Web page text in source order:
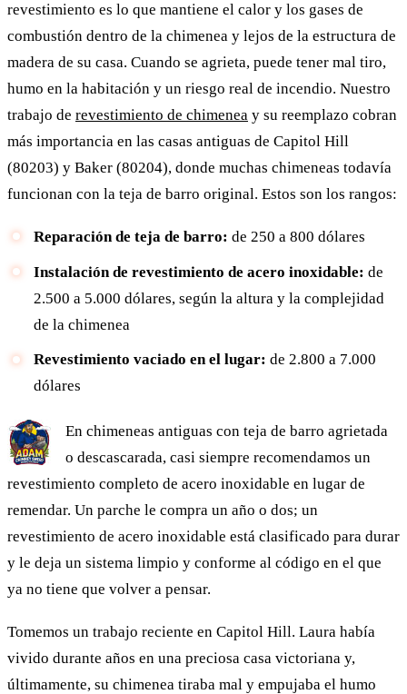
revestimiento es lo que mantiene el calor y los gases de
combustión dentro de la chimenea y lejos de la estructura de
madera de su casa. Cuando se agrieta, puede tener mal tiro,
humo en la habitación y un riesgo real de incendio. Nuestro
trabajo de revestimiento de chimenea y su reemplazo cobran
más importancia en las casas antiguas de Capitol Hill
(80203) y Baker (80204), donde muchas chimeneas todavía
funcionan con la teja de barro original. Estos son los rangos:
Reparación de teja de barro: de 250 a 800 dólares
Instalación de revestimiento de acero inoxidable: de
2.500 a 5.000 dólares, según la altura y la complejidad
de la chimenea
Revestimiento vaciado en el lugar: de 2.800 a 7.000
dólares
En chimeneas antiguas con teja de barro agrietada
o descascarada, casi siempre recomendamos un
revestimiento completo de acero inoxidable en lugar de
remendar. Un parche le compra un año o dos; un
revestimiento de acero inoxidable está clasificado para durar
y le deja un sistema limpio y conforme al código en el que
ya no tiene que volver a pensar.
Tomemos un trabajo reciente en Capitol Hill. Laura había
vivido durante años en una preciosa casa victoriana y,
últimamente, su chimenea tiraba mal y empujaba el humo